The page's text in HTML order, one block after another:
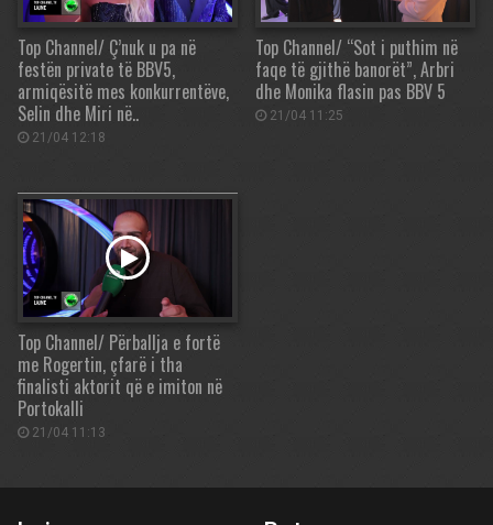
Top Channel/ Ç’nuk u pa në
festën private të BBV5,
armiqësitë mes konkurrentëve,
Selin dhe Miri në..
21/04 12:18
Top Channel/ “Sot i puthim në
faqe të gjithë banorët”, Arbri
dhe Monika flasin pas BBV 5
21/04 11:25
Top Channel/ Përballja e fortë
me Rogertin, çfarë i tha
finalisti aktorit që e imiton në
Portokalli
21/04 11:13